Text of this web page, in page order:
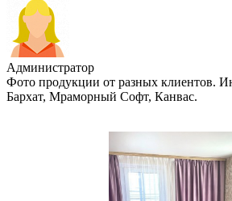
Администратор
Фото продукции от разных клиентов.
Бархат, Мраморный Софт, Канвас.